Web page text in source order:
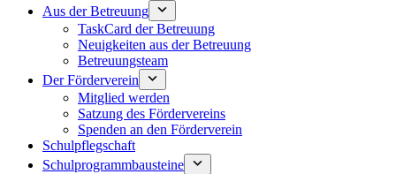
Aus der Betreuung
TaskCard der Betreuung
Neuigkeiten aus der Betreuung
Betreuungsteam
Der Förderverein
Mitglied werden
Satzung des Fördervereins
Spenden an den Förderverein
Schulpflegschaft
Schulprogrammbausteine